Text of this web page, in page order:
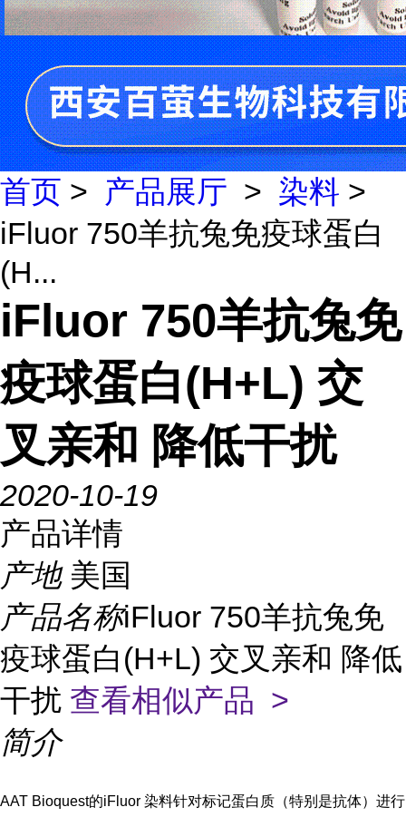
首页 > 产品展厅 > 染料 >
iFluor 750羊抗兔免疫球蛋白
(H...
iFluor 750羊抗兔免
疫球蛋白(H+L) 交
叉亲和 降低干扰
2020-10-19
产品详情
产地 美国
产品名称iFluor 750羊抗兔免
疫球蛋白(H+L) 交叉亲和 降低
干扰 查看相似产品 >
简介
AAT Bioquest的iFluor 染料针对标记蛋白质（特别是抗体）进行